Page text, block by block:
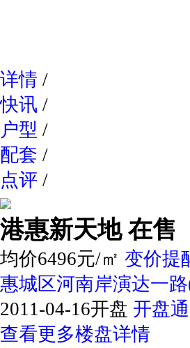
详情 /
快讯 /
户型 /
配套 /
点评 /
港惠新天地 在售
均价6496元/㎡ 变价提
惠城区河南岸演达一
2011-04-16开盘 开盘
查看更多楼盘详情